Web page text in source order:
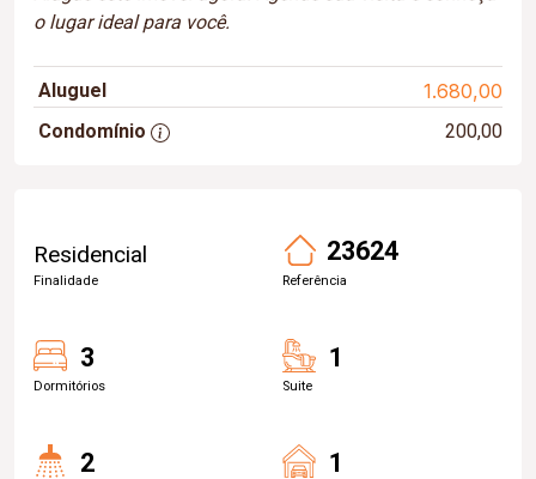
o lugar ideal para você.
Aluguel 1.680,00
Condomínio 200,00
Residencial
Finalidade
23624
Referência
3
Dormitórios
1
Suite
2 1